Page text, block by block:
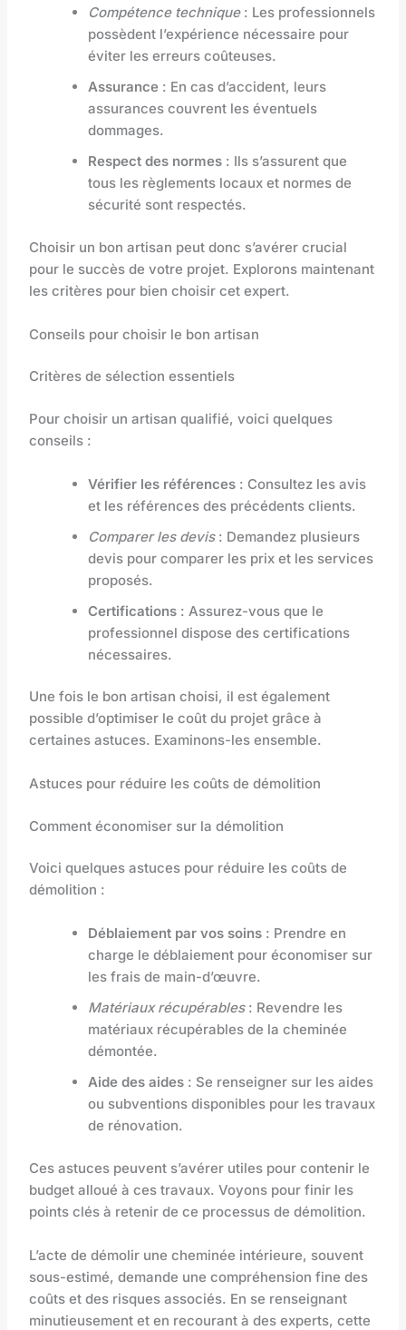
Compétence technique: Les professionnels
possèdent l’expérience nécessaire pour
éviter les erreurs coûteuses.
Assurance : En cas d’accident, leurs
assurances couvrent les éventuels
dommages.
Respect des normes : Ils s’assurent que
tous les règlements locaux et normes de
sécurité sont respectés.
Choisir un bon artisan peut donc s’avérer crucial
pour le succès de votre projet. Explorons maintenant
les critères pour bien choisir cet expert.
Conseils pour choisir le bon artisan
Critères de sélection essentiels
Pour choisir un artisan qualifié, voici quelques
conseils :
Vérifier les références : Consultez les avis
et les références des précédents clients.
Comparer les devis: Demandez plusieurs
devis pour comparer les prix et les services
proposés.
Certifications : Assurez-vous que le
professionnel dispose des certifications
nécessaires.
Une fois le bon artisan choisi, il est également
possible d’optimiser le coût du projet grâce à
certaines astuces. Examinons-les ensemble.
Astuces pour réduire les coûts de démolition
Comment économiser sur la démolition
Voici quelques astuces pour réduire les coûts de
démolition :
Déblaiement par vos soins : Prendre en
charge le déblaiement pour économiser sur
les frais de main-d’œuvre.
Matériaux récupérables: Revendre les
matériaux récupérables de la cheminée
démontée.
Aide des aides : Se renseigner sur les aides
ou subventions disponibles pour les travaux
de rénovation.
Ces astuces peuvent s’avérer utiles pour contenir le
budget alloué à ces travaux. Voyons pour finir les
points clés à retenir de ce processus de démolition.
L’acte de démolir une cheminée intérieure, souvent
sous-estimé, demande une compréhension fine des
coûts et des risques associés. En se renseignant
minutieusement et en recourant à des experts, cette